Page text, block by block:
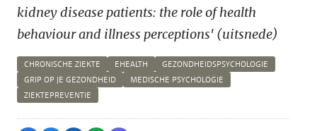
kidney disease patients: the role of health
behaviour and illness perceptions' (uitsnede)
CHRONISCHE ZIEKTE EHEALTH
GEZONDHEIDSPSYCHOLOGIE
GRIP OP JE GEZONDHEID
MEDISCHE PSYCHOLOGIE
ZIEKTEPREVENTIE